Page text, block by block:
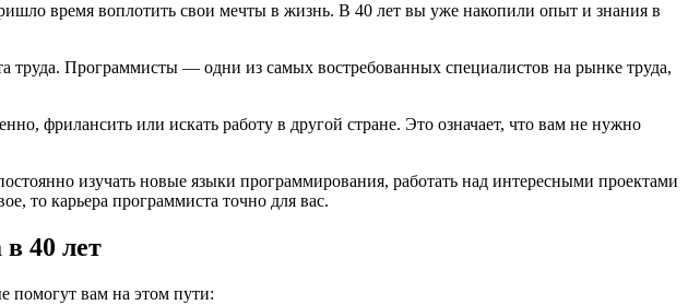
время воплотить свои мечты в жизнь. В 40 лет вы уже накопили опыт и знания в
труда. Программисты — одни из самых востребованных специалистов на рынке труда,
фрилансить или искать работу в другой стране. Это означает, что вам не нужно
изучать новые языки программирования, работать над интересными проектами
то карьера программиста точно для вас.
40 лет
помогут вам на этом пути: